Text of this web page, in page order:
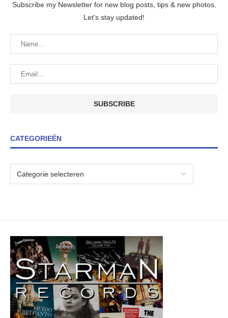
Subscribe my Newsletter for new blog posts, tips & new photos.
Let's stay updated!
CATEGORIEËN